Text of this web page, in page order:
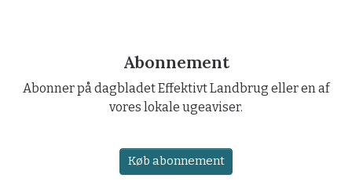
Abonnement
Abonner på dagbladet Effektivt Landbrug eller en af
vores lokale ugeaviser.
Køb abonnement